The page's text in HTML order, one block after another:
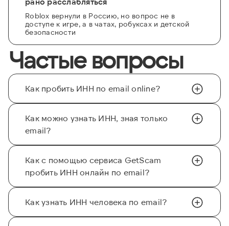
Roblox вернули в Россию, но вопрос не в
доступе к игре, а в чатах, робуксах и детской
безопасности
Частые вопросы
Как пробить ИНН по email online?
Как можно узнать ИНН, зная только
email?
Как с помощью сервиса GetScam
пробить ИНН онлайн по email?
Как узнать ИНН человека по email?